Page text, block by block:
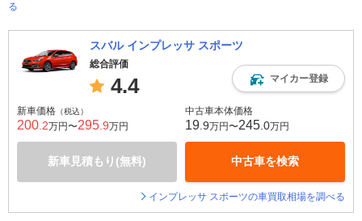
る
スバル インプレッサ スポーツ
総合評価
4.4 マイカー登録
新車価格 （税込）
200 .2万円〜295 .9万円
新車見積もり(無料)
中古車本体価格
19 .9万円〜245 .0万円
中古車を検索
インプレッサ スポーツの車買取相場を調べる